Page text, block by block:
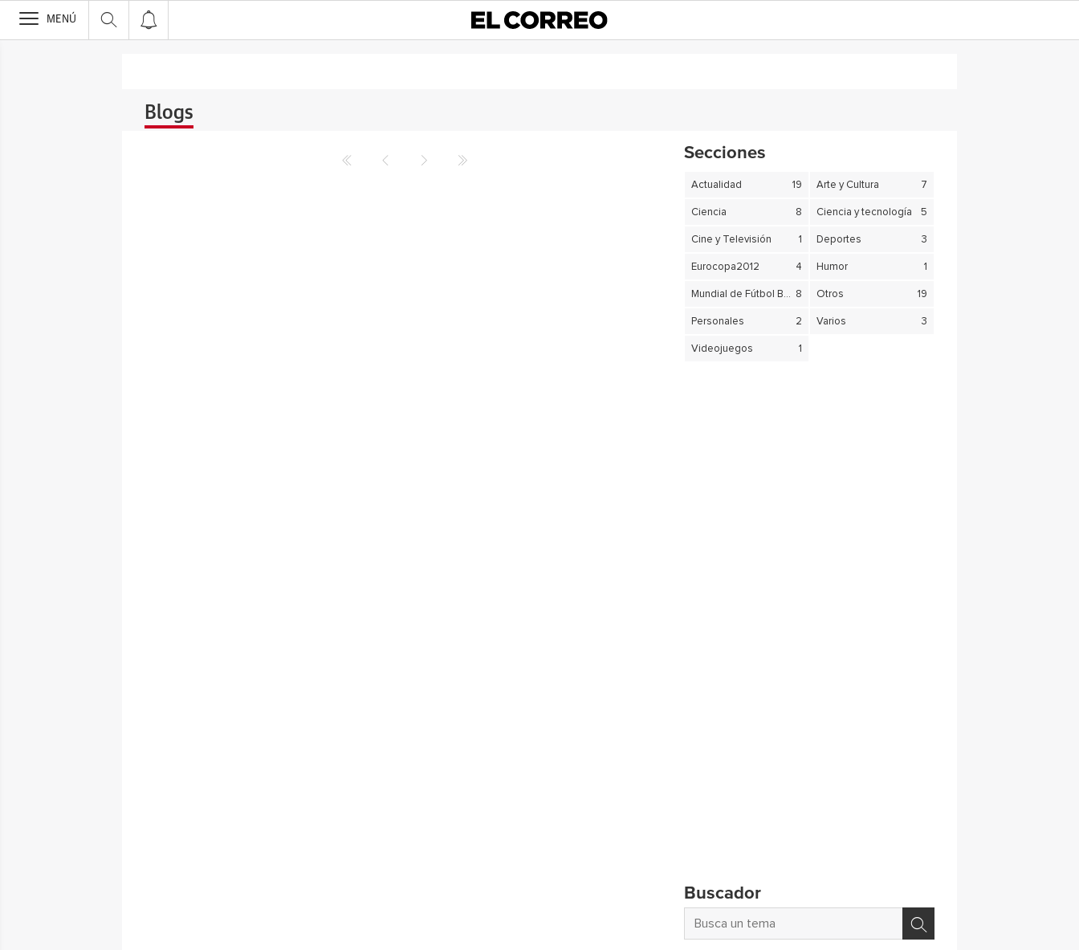
>
MENÚ
Blogs
Secciones
Actualidad 19 Arte y Cultura 7
Ciencia 8 Ciencia y tecnología 5
Cine y Televisión 1 Deportes 3
Eurocopa2012 4 Humor 1
Mundial de Fútbol Brasil 2014 8 Otros 19
Personales 2 Varios 3
Videojuegos 1
Buscador